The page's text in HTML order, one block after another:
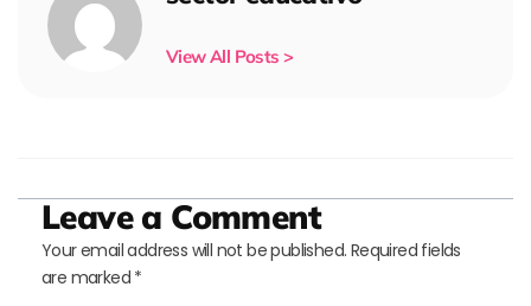
View All Posts >
Leave a Comment
Your email address will not be published. Required fields
are marked *